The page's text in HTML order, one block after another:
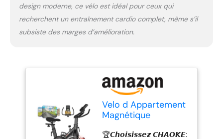
et chevilles, pour un
confort durable à chaque
𝙚́𝙘𝙧𝙖𝙣 𝙇𝘾𝘿 𝙃𝘿 𝙚𝙩 𝙙'𝙪𝙣
définition affiche en
temps réel les données
essentielles de votre
entraînement : temps,
vitesse, fréquence
cardiaque, distance et
calories brûlées. Suivez
design moderne, ce vélo est idéal pour ceux qui
recherchent un entraînement cardio complet, même s’il
subsiste des marges d’amélioration.
Velo d Appartement
Magnétique
Vélo d'appartement
🏆𝘾𝙝𝙤𝙞𝙨𝙞𝙨𝙨𝙚𝙯 𝘾𝙃𝘼𝙊𝙆𝙀: